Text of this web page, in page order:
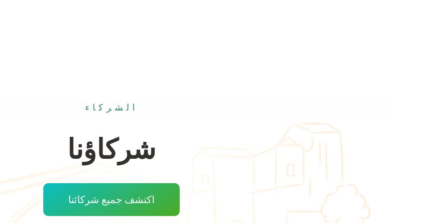
الشركاء
شركاؤنا
اكتشف جميع شركائنا